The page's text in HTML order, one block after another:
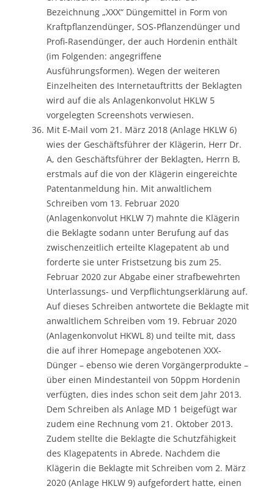
Bezeichnung „XXX“ Düngemittel in Form von
Kraftpflanzendünger, SOS-Pflanzendünger und
Profi-Rasendünger, der auch Hordenin enthält
(im Folgenden: angegriffene
Ausführungsformen). Wegen der weiteren
Einzelheiten des Internetauftritts der Beklagten
wird auf die als Anlagenkonvolut HKLW 5
vorgelegten Screenshots verwiesen.
Mit E-Mail vom 21. März 2018 (Anlage HKLW 6)
wies der Geschäftsführer der Klägerin, Herr Dr.
A, den Geschäftsführer der Beklagten, Herrn B,
erstmals auf die von der Klägerin eingereichte
Patentanmeldung hin. Mit anwaltlichem
Schreiben vom 13. Februar 2020
(Anlagenkonvolut HKLW 7) mahnte die Klägerin
die Beklagte sodann unter Berufung auf das
zwischenzeitlich erteilte Klagepatent ab und
forderte sie unter Fristsetzung bis zum 25.
Februar 2020 zur Abgabe einer strafbewehrten
Unterlassungs- und Verpflichtungserklärung auf.
Auf dieses Schreiben antwortete die Beklagte mit
anwaltlichem Schreiben vom 19. Februar 2020
(Anlagenkonvolut HKWL 8) und teilte mit, dass
die auf ihrer Homepage angebotenen XXX-
Dünger – ebenso wie deren Vorgängerprodukte –
über einen Mindestanteil von 50ppm Hordenin
verfügten, dies indes schon seit dem Jahr 2013.
Dem Schreiben als Anlage MD 1 beigefügt war
zudem eine Rechnung vom 21. Oktober 2013.
Zudem stellte die Beklagte die Schutzfähigkeit
des Klagepatents in Abrede. Nachdem die
Klägerin die Beklagte mit Schreiben vom 2. März
2020 (Anlage HKLW 9) aufgefordert hatte, einen